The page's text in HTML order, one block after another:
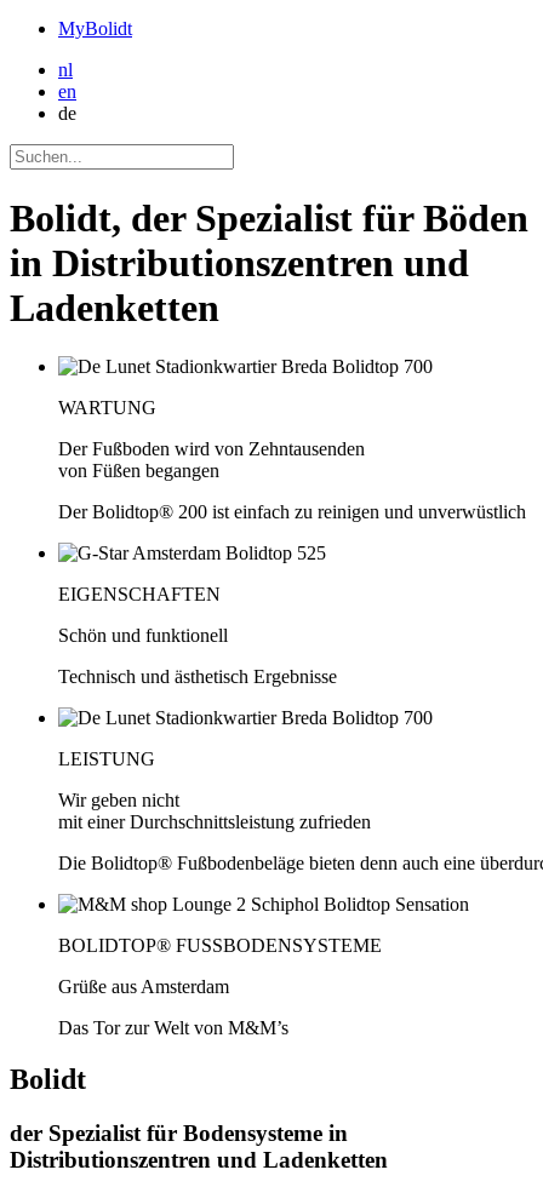
MyBolidt
nl
en
de
Bolidt, der Spezialist für Böden
in Distributionszentren und
Ladenketten
WARTUNG
Der Fußboden wird von Zehntausenden
von Füßen begangen
Der Bolidtop® 200 ist einfach zu reinigen und unverwüstlich
EIGENSCHAFTEN
Schön und funktionell
Technisch und ästhetisch Ergebnisse
LEISTUNG
Wir geben nicht
mit einer Durchschnittsleistung zufrieden
Die Bolidtop® Fußbodenbeläge bieten denn auch eine
BOLIDTOP® FUSSBODENSYSTEME
Grüße aus Amsterdam
Das Tor zur Welt von M&M’s
Bolidt
der Spezialist für Bodensysteme in
Distributionszentren und Ladenketten